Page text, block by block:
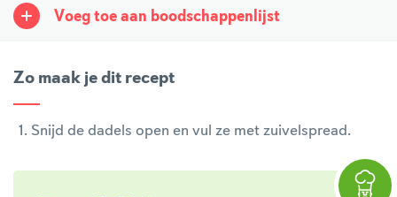
Voeg toe aan boodschappenlijst
Zo maak je dit recept
Snijd de dadels open en vul ze met zuivelspread.